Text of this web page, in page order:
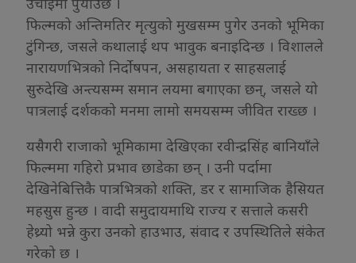
फिल्मको अन्तिमतिर मृत्युको मुखसम्म पुगेर उनको भूमिका
टुंगिन्छ, जसले कथालाई थप भावुक बनाइदिन्छ । विशालले
नारायणभित्रको निर्दोषपन, असहायता र साहसलाई
सुरुदेखि अन्त्यसम्म समान लयमा बगाएका छन्, जसले यो
पात्रलाई दर्शकको मनमा लामो समयसम्म जीवित राख्छ ।
यसैगरी राजाको भूमिकामा देखिएका रवीन्द्रसिंह बानियाँले
फिल्ममा गहिरो प्रभाव छाडेका छन् । उनी पर्दामा
देखिनेबित्तिकै पात्रभित्रको शक्ति, डर र सामाजिक हैसियत
महसुस हुन्छ । वादी समुदायमाथि राज्य र सत्ताले कसरी
हेथ्र्यो भन्ने कुरा उनको हाउभाउ, संवाद र उपस्थितिले संकेत
गरेको छ ।